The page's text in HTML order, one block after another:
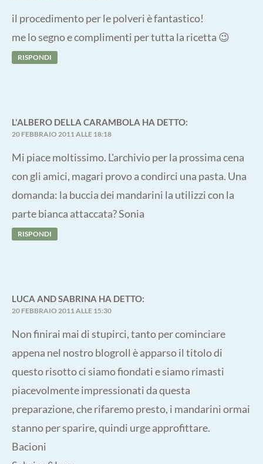
il procedimento per le polveri è fantastico!
me lo segno e complimenti per tutta la ricetta 😉
RISPONDI
L'ALBERO DELLA CARAMBOLA HA DETTO:
20 FEBBRAIO 2011 ALLE 18:18
Mi piace moltissimo. L'archivio per la prossima cena
con gli amici, magari provo a condirci una pasta. Una
domanda: la buccia dei mandarini la utilizzi con la
parte bianca attaccata? Sonia
RISPONDI
LUCA AND SABRINA HA DETTO:
20 FEBBRAIO 2011 ALLE 15:30
Non finirai mai di stupirci, tanto per cominciare
appena nel nostro blogroll è apparso il titolo di
questo risotto ci siamo fiondati e siamo rimasti
piacevolmente impressionati da questa
preparazione, che rifaremo presto, i mandarini ormai
stanno per sparire, quindi urge approfittare.
Bacioni